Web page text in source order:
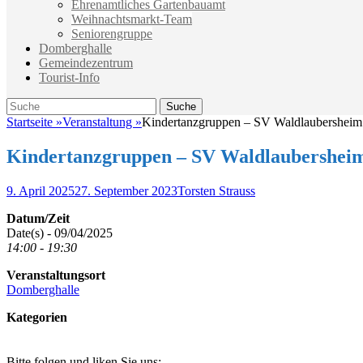
Ehrenamtliches Gartenbauamt
Weihnachtsmarkt-Team
Seniorengruppe
Domberghalle
Gemeindezentrum
Tourist-Info
Suche
Suche
nach:
Startseite »Veranstaltung »Kindertanzgruppen – SV Waldlaubersheim
Kindertanzgruppen – SV
Veröffentlicht
9. April 202527. September 2023Autor
Torsten Strauss
Datum/Zeit
Date(s) - 09/04/2025
14:00 - 19:30
Veranstaltungsort
Domberghalle
Kategorien